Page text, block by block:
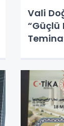
Vali
“Güçlü